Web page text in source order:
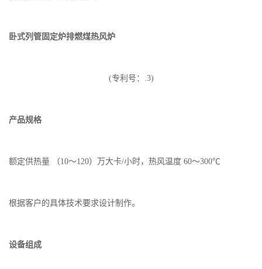
卧式列管固定炉排燃煤热风炉
(专利号：.3)
产品规格
额定供热量 （10～120）万大卡/小时，热风温度 60～300℃
根据客户的具体技术要求设计制作。
设备组成